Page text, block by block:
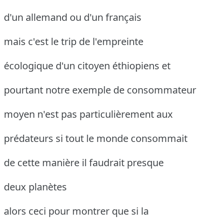
d'un allemand ou d'un français
mais c'est le trip de l'empreinte
écologique d'un citoyen éthiopiens et
pourtant notre exemple de consommateur
moyen n'est pas particulièrement aux
prédateurs si tout le monde consommait
de cette manière il faudrait presque
deux planètes
alors ceci pour montrer que si la